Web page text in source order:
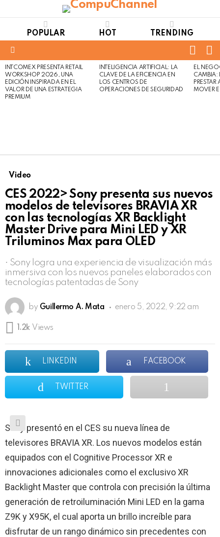
POPULAR HOT TRENDING
LATEST
STORIES
INTCOMEX PRESENTA RETAIL
WORKSHOP 2026, UNA
EDICIÓN INSPIRADA EN EL
VALOR DE UNA ESTRATEGIA
PREMIUM
INTELIGENCIA ARTIFICIAL: LA
CLAVE DE LA EFICIENCIA EN
LOS CENTROS DE
OPERACIONES DE SEGURIDAD
EL
CAMBIA:
MOVER
Video
CES 2022> Sony presenta sus nuevos
modelos de televisores BRAVIA XR
con las tecnologías XR Backlight
Master Drive para Mini LED y XR
Triluminos Max para OLED
• Sony logra una experiencia de visualización más
inmersiva con los nuevos paneles elaborados con
tecnologías patentadas de Sony
by Guillermo A. Mata enero 5, 2022, 9:22 am
1.2k Views
LINKEDIN FACEBOOK
TWITTER
Sony presentó en el CES su nueva línea de
televisores BRAVIA XR. Los nuevos modelos están
equipados con el Cognitive Processor XR e
innovaciones adicionales como el exclusivo XR
Backlight Master que controla con precisión la última
generación de retroiluminación Mini LED en la gama
Z9K y X95K, el cual aporta un brillo increíble para
disfrutar de un rango dinámico sin precedentes con